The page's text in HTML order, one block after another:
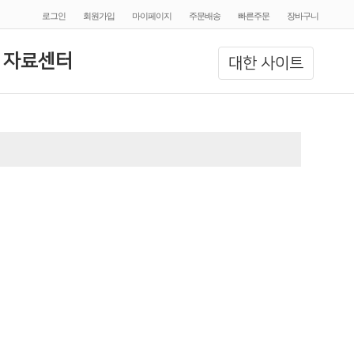
로그인 회원가입 마이페이지 주문배송 빠른주문 장바구니
대한 사이트
료센터